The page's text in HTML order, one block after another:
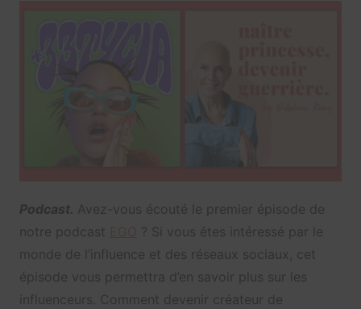
Podcast. Avez-vous écouté le premier épisode de
notre podcast
? Si vous êtes intéressé par le
monde de l’influence et des réseaux sociaux, cet
épisode vous permettra d’en savoir plus sur les
influenceurs. Comment devenir créateur de